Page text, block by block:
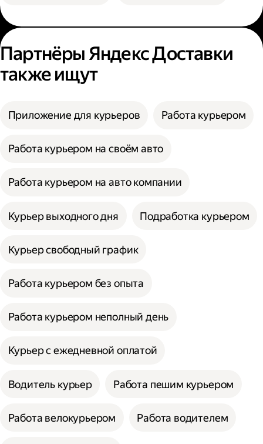
Партнёры Яндекс Доставки
также ищут
Приложение для курьеров Работа курьером
Работа курьером на своём авто
Работа курьером на авто компании
Курьер выходного дня Подработка курьером
Курьер свободный график
Работа курьером без опыта
Работа курьером неполный день
Курьер с ежедневной оплатой
Водитель курьер Работа пешим курьером
Работа велокурьером Работа водителем